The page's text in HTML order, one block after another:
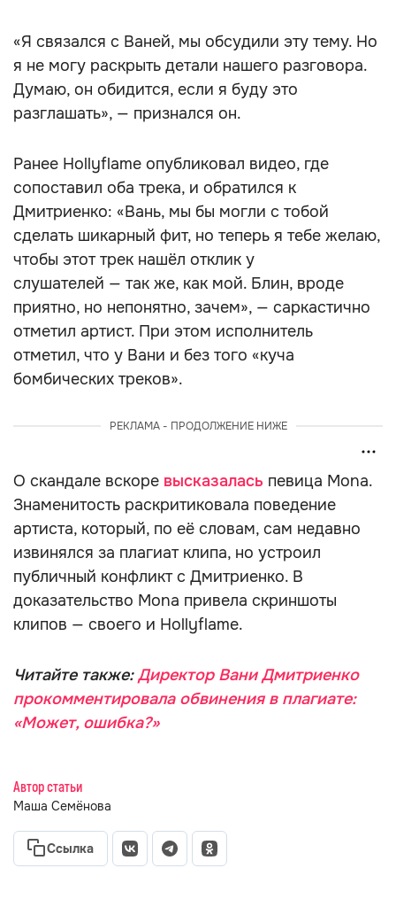
«Я связался с Ваней, мы обсудили эту тему. Но
я не могу раскрыть детали нашего разговора.
Думаю, он обидится, если я буду это
разглашать», — признался он.
Ранее Hollyflame опубликовал видео, где
сопоставил оба трека, и обратился к
Дмитриенко: «Вань, мы бы могли с тобой
сделать шикарный фит, но теперь я тебе желаю,
чтобы этот трек нашёл отклик у
слушателей — так же, как мой. Блин, вроде
приятно, но непонятно, зачем», — саркастично
отметил артист. При этом исполнитель
отметил, что у Вани и без того «куча
бомбических треков».
РЕКЛАМА - ПРОДОЛЖЕНИЕ НИЖЕ
О скандале вскоре высказалась певица Mona.
Знаменитость раскритиковала поведение
артиста, который, по её словам, сам недавно
извинялся за плагиат клипа, но устроил
публичный конфликт с Дмитриенко. В
доказательство Mona привела скриншоты
клипов — своего и Hollyflame.
Читайте также:Директор Вани Дмитриенко
прокомментировала обвинения в плагиате:
«Может, ошибка?»
Автор статьи
Маша Семёнова
Ссылка